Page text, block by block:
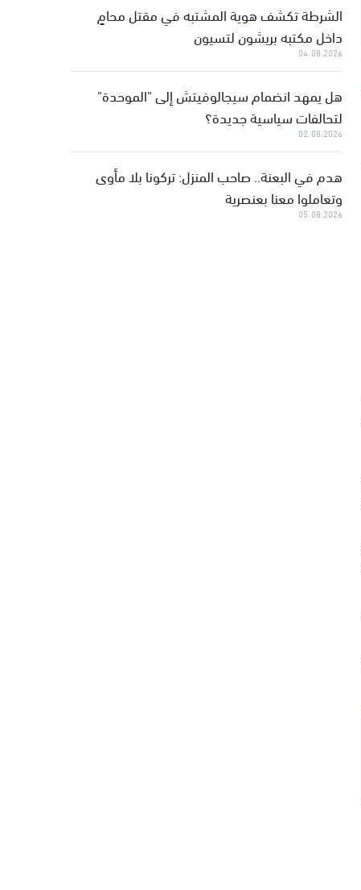
الشرطة تكشف هوية المشتبه في مقتل محامٍ
داخل مكتبه بريشون لتسيون
04.08.2026
هل يمهد انضمام سيجالوفيتش إلى "الموحدة"
لتحالفات سياسية جديدة؟
02.08.2026
هدم في البعنة.. صاحب المنزل: تركونا بلا مأوى
وتعاملوا معنا بعنصرية
05.08.2026